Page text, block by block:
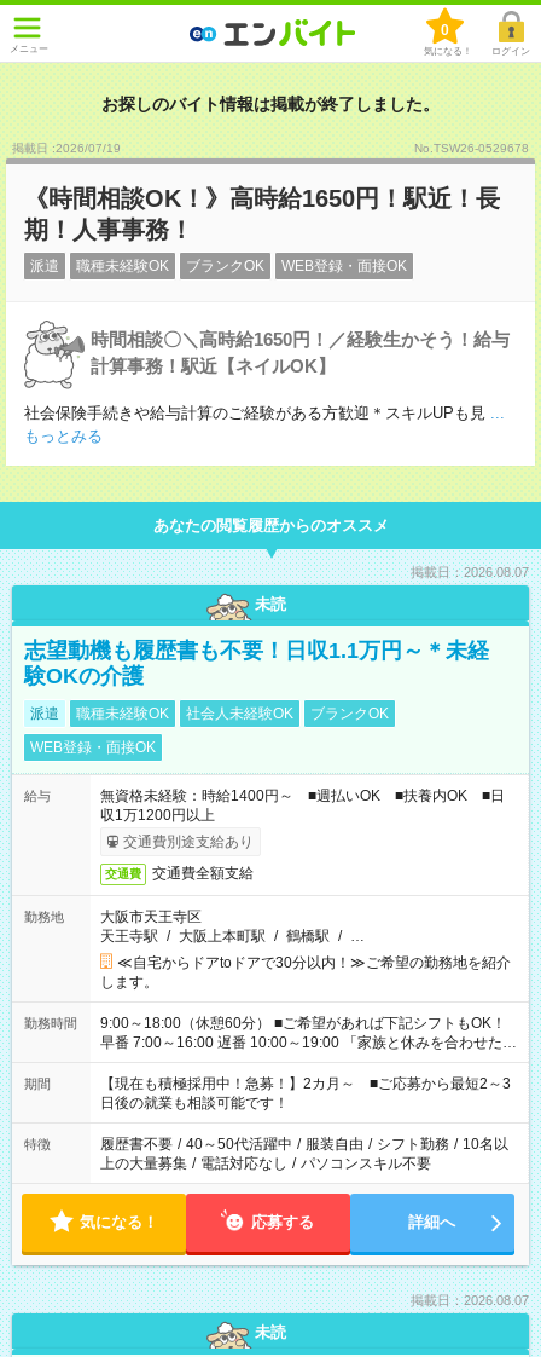
メニュー
0
気になる！ ログイン
お探しのバイト情報は掲載が終了しました。
掲載日 :2026/07/19 No.TSW26-0529678
《時間相談OK！》高時給1650円！駅近！長
期！人事事務！
派遣 職種未経験OK ブランクOK WEB登録・面接OK
時間相談〇＼高時給1650円！／経験生かそう！給与
計算事務！駅近【ネイルOK】
社会保険手続きや給与計算のご経験がある方歓迎＊スキルUPも見 ...
もっとみる
あなたの閲覧履歴からのオススメ
掲載日：2026.08.07
未読
志望動機も履歴書も不要！日収1.1万円～＊未経
験OKの介護
派遣 職種未経験OK 社会人未経験OK
ブランクOK
WEB登録・面接OK
給与
無資格未経験：時給1400円～ ■週払いOK ■扶養内OK ■日
収1万1200円以上
交通費別途支給あり
交通費 交通費全額支給
勤務地
大阪市天王寺区
天王寺駅 / 大阪上本町駅 / 鶴橋駅 / …
≪自宅からドアtoドアで30分以内！≫ご希望の勤務地を紹介
します。
勤務時間
9:00～18:00（休憩60分） ■ご希望があれば下記シフトもOK！
早番 7:00～16:00 遅番 10:00～19:00 「家族と休みを合わせた
い」 「余裕を持って夕飯の準備がしたい」 「できれば残業はし
たくない」 など、ご希望を教えてくださいね。 ※Wワーク希望
の方へ 今ご覧のお仕事で希望する勤務時間と、もう1つのお仕事
の勤務時間。 合計で週40時間を超える場合は応募できません。
期間
【現在も積極採用中！急募！】2カ月～ ■ご応募から最短2～3
日後の就業も相談可能です！
特徴 履歴書不要 / 40～50代活躍中 / 服装自由 / シフト勤務 / 10名以
上の大量募集 / 電話対応なし / パソコンスキル不要
気になる！ 応募する 詳細へ
掲載日：2026.08.07
未読